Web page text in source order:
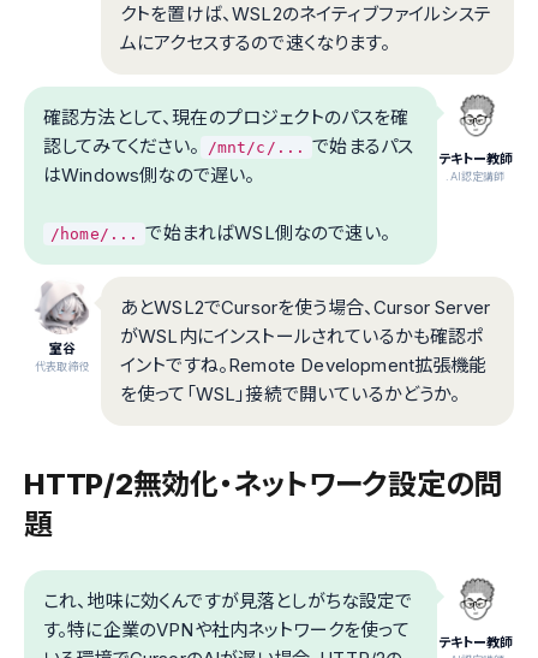
クトを置けば、WSL2のネイティブファイルシステ
ムにアクセスするので速くなります。
テキトー教師
.AI認定講師
確認方法として、現在のプロジェクトのパスを確
認してみてください。
/mnt/c/...
で始まるパス
はWindows側なので遅い。
/home/... で始まればWSL側なので速い。
室谷
代表取締役
あとWSL2でCursorを使う場合、Cursor Server
がWSL内にインストールされているかも確認ポ
イントですね。Remote Development拡張機能
を使って「WSL」接続で開いているかどうか。
HTTP/2無効化・ネットワーク設定の問
題
テキトー教師
これ、地味に効くんですが見落としがちな設定で
す。特に企業のVPNや社内ネットワークを使って